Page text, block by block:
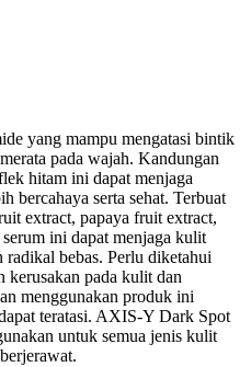
yang mampu mengatasi bintik
pada wajah. Kandungan
hitam ini dapat menjaga
bercahaya serta sehat. Terbuat
extract, papaya fruit extract,
ini dapat menjaga kulit
radikal bebas. Perlu diketahui
kerusakan pada kulit dan
menggunakan produk ini
teratasi. AXIS-Y Dark Spot
untuk semua jenis kulit